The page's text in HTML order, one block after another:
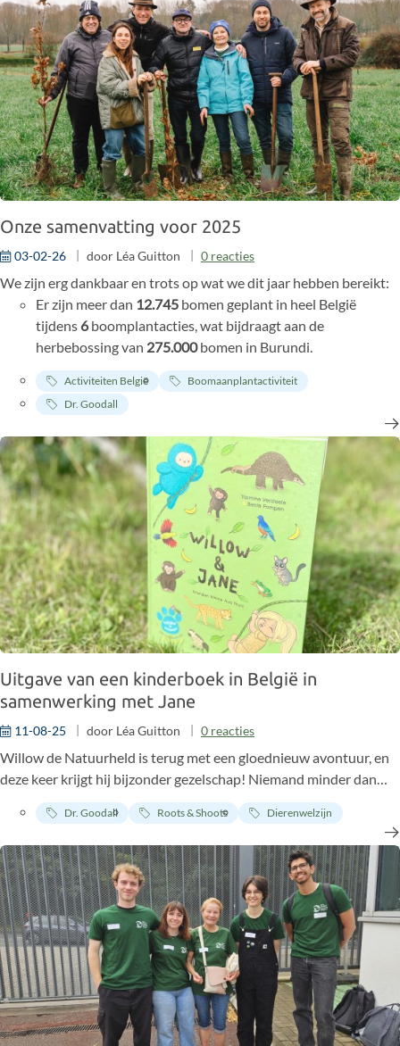
Onze samenvatting voor 2025
03-02-26 door Léa Guitton 0 reacties
We zijn erg dankbaar en trots op wat we dit jaar hebben bereikt:
Er zijn meer dan 12.745 bomen geplant in heel België
tijdens 6boomplantacties, wat bijdraagt aan de
herbebossing van 275.000bomen in Burundi.
Onze inzet voor onderwijs en empowerment van jongeren
heeft geleid tot333workshops met6.923kinderen in heel
België, bijna een verdubbeling ten opzichte van vorig jaar!
We hebben meer dan2000euro aan donaties ontvangen
voor het helpen van de chimpansees en het ondersteunen
van ons werk in het Chimp Eden-opvangcentrum en het
Dindefelo-reservaat in Afrika. Aan onze huidige Chimp
Guardians, die het centrum regelmatig hebben gesteund,
betuigen we onze diepe dankbaarheid voor hun jaarlijkse
bijdrage aan deze missie.
Activiteiten België
Boomaanplantactiviteit
Dr. Goodall
Uitgave van een kinderboek in België in
samenwerking met Jane
11-08-25 door Léa Guitton 0 reacties
Willow de Natuurheld is terug met een gloednieuw avontuur, en
deze keer krijgt hij bijzonder gezelschap! Niemand minder dan
Jane Goodall, wereldberoemde biologe, antropologe en pionier in
het onderzoek naar chimpansees. Het boek, dat tot stand kwam
in samenwerking met het Jane Goodall Institute Belgium, neemt
kinderen vanaf 5 jaar mee naar de weelderige jungle van Tanzania.
Dr. Goodall Roots & Shoots Dierenwelzijn